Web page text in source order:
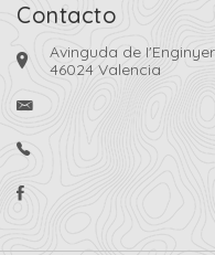
Contacto
Avinguda de
46024 Valencia